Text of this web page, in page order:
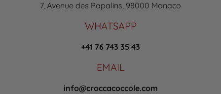
7, Avenue des Papalins, 98000 Monaco
WHATSAPP
+41 76 743 35 43
EMAIL
info@croccacoccole.com